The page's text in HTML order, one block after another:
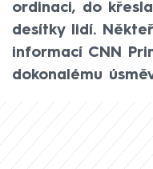
ordinaci, do
desítky lidí.
informací CNN
dokonalému